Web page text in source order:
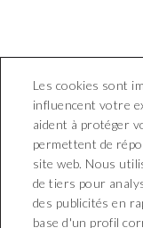
Les cookies sont
influencent votre
aident à protéger
permettent de
site web. Nous
de tiers pour
des publicités en
base d'un profil